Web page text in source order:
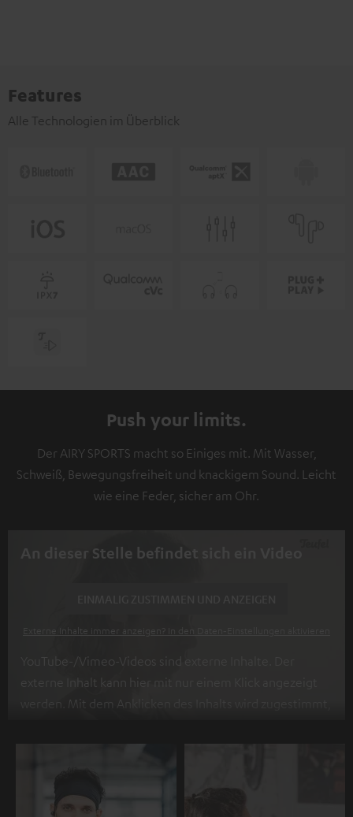
Features
Alle Technologien im Überblick
Push your limits.
Der AIRY SPORTS macht so Einiges mit. Mit Wasser,
Schweiß, Bewegungsfreiheit und knackigem Sound. Leicht
wie eine Feder, sicher am Ohr.
An dieser Stelle befindet sich ein Video
Externe Inhalte immer anzeigen? In den Daten‑Einstellungen aktivieren
YouTube-/Vimeo-Videos sind externe Inhalte. Der
externe Inhalt kann hier mit nur einem Klick angezeigt
werden. Mit dem Anklicken des Inhalts wird zugestimmt,
personenbezogene Daten an Drittplattformen
Datenschutzerklärung unter I zu finden